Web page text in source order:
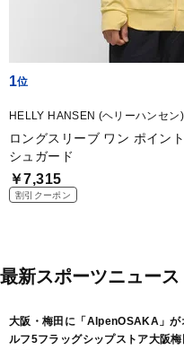
1
HELLY HANSEN (ヘリーハンセン)
ロングスリーブ ワン ポイン
シュガード
￥7,315
割引クーポン
最新スポーツニュース
大阪・梅田に「AlpenOSAKA」が
ルフ5フラッグシップストア大阪